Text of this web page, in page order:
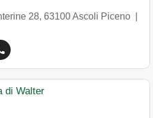
28, 63100Ascoli Piceno
di Walter